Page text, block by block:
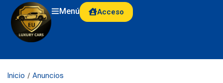
Menú Acceso
Inicio
Anuncios